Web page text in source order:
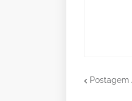
Postagem